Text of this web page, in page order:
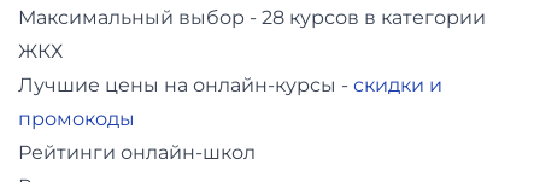
Максимальный выбор - 28 курсов в категории
ЖКХ
Лучшие цены на онлайн-курсы - скидки и
промокоды
Рейтинги онлайн-школ